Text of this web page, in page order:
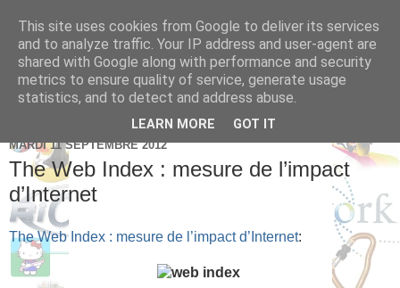
Brice Cornet: serial
entrepreneur hédoniste
MARDI 11 SEPTEMBRE 2012
The Web Index : mesure de l’impact
d’Internet
The Web Index : mesure de l’impact d’Internet:
This site uses cookies from Google to deliver its services
and to analyze traffic. Your IP address and user-agent are
shared with Google along with performance and security
metrics to ensure quality of service, generate usage
statistics, and to detect and address abuse.
LEARN MORE GOT IT